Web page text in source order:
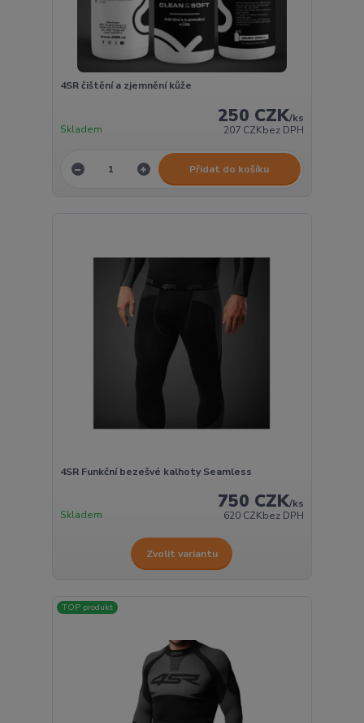
4SR čištění a zjemnění kůže
250 CZK/ks
207 CZKbez DPH
Skladem
Přidat do košíku
4SR Funkční bezešvé kalhoty Seamless
750 CZK/ks
620 CZKbez DPH
Skladem
Zvolit variantu
TOP produkt